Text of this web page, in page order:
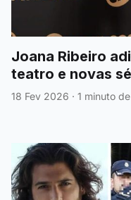
Joana Ribeiro
teatro e novas
18 Fev 2026 · 1 minuto